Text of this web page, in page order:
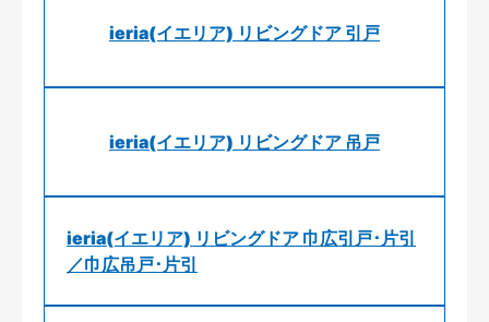
ieria(イエリア) リビングドア 引戸
ieria(イエリア) リビングドア 吊戸
ieria(イエリア) リビングドア 巾広引戸･片引
／巾広吊戸･片引